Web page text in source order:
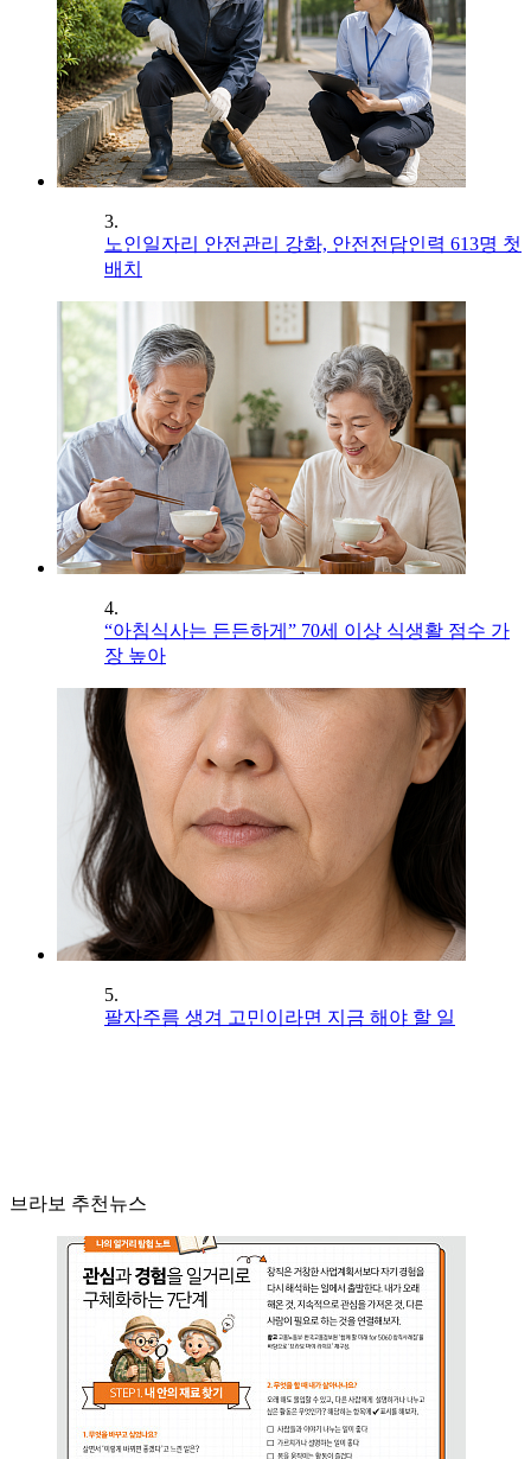
3.
노인일자리 안전관리 강화, 안전전담인력 613명 첫
배치
4.
“아침식사는 든든하게” 70세 이상 식생활 점수 가
장 높아
5.
팔자주름 생겨 고민이라면 지금 해야 할 일
브라보 추천뉴스